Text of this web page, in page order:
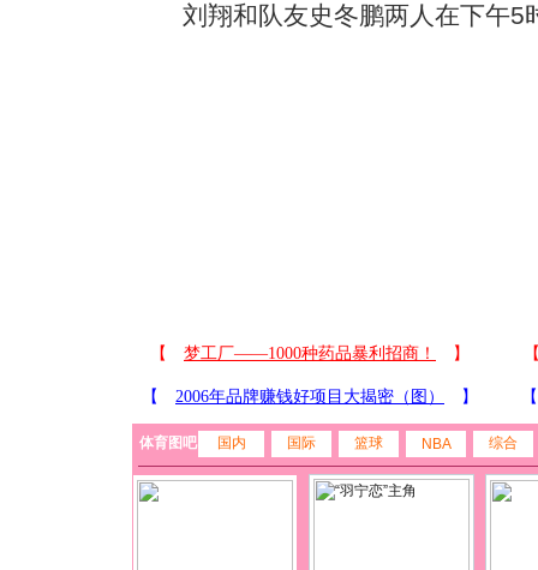
刘翔和队友史冬鹏两人在下午5
体育图吧 国内 国际 篮球 NBA 综合